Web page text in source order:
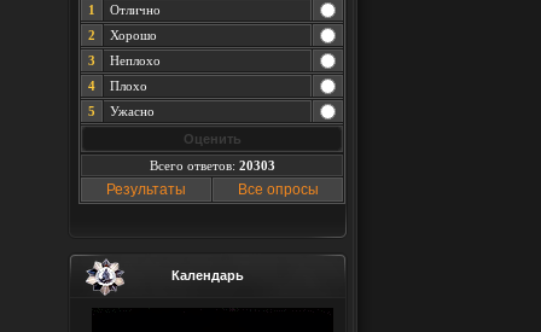
1
Отлично
2
Хорошо
3
Неплохо
4
Плохо
5
Ужасно
Всего ответов: 20303
Результаты Все опросы
Календарь